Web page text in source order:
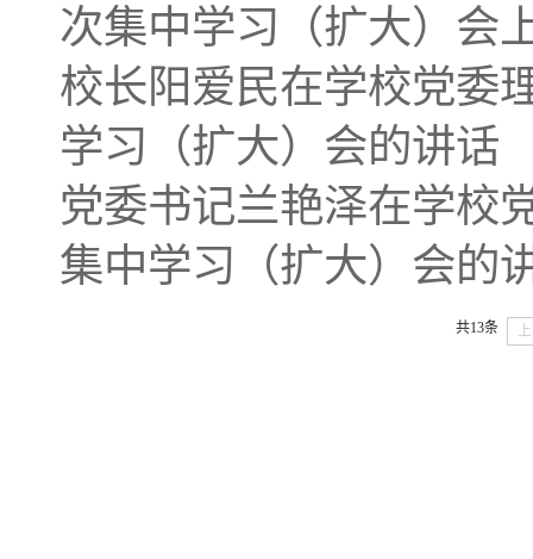
次集中学习（扩大）会
校长阳爱民在学校党委
学习（扩大）会的讲话
党委书记兰艳泽在学校
集中学习（扩大）会的
共13条